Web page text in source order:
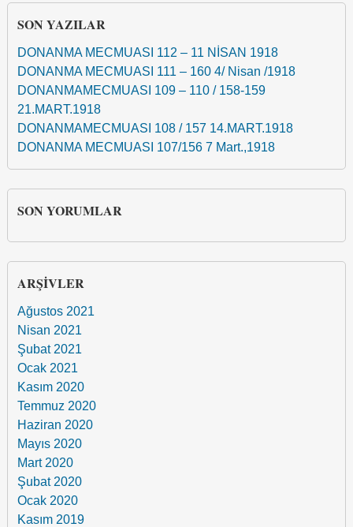
SON YAZILAR
DONANMA MECMUASI 112 – 11 NİSAN 1918
DONANMA MECMUASI 111 – 160 4/ Nisan /1918
DONANMAMECMUASI 109 – 110 / 158-159
21.MART.1918
DONANMAMECMUASI 108 / 157 14.MART.1918
DONANMA MECMUASI 107/156 7 Mart.,1918
SON YORUMLAR
ARŞIVLER
Ağustos 2021
Nisan 2021
Şubat 2021
Ocak 2021
Kasım 2020
Temmuz 2020
Haziran 2020
Mayıs 2020
Mart 2020
Şubat 2020
Ocak 2020
Kasım 2019